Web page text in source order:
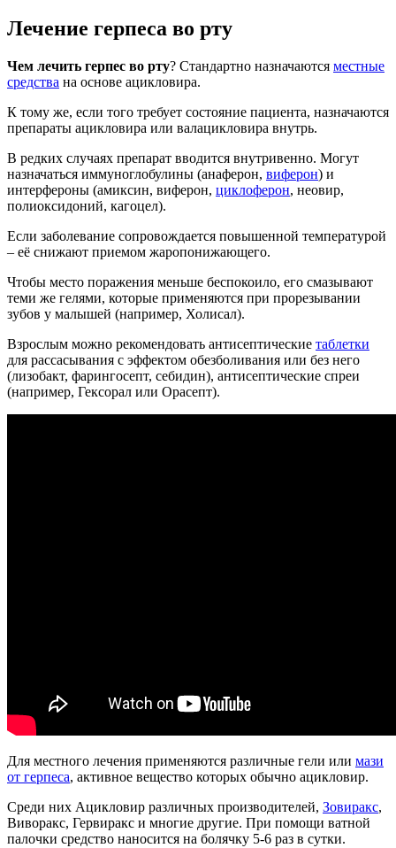
Лечение герпеса во рту
Чем лечить герпес во рту? Стандартно назначаются местные
средства на основе ацикловира.
К тому же, если того требует состояние пациента, назначаются
препараты ацикловира или валацикловира внутрь.
В редких случаях препарат вводится внутривенно. Могут
назначаться иммуноглобулины (анаферон, виферон) и
интерфероны (амиксин, виферон, циклоферон, неовир,
полиоксидоний, кагоцел).
Если заболевание сопровождается повышенной температурой
– её снижают приемом жаропонижающего.
Чтобы место поражения меньше беспокоило, его смазывают
теми же гелями, которые применяются при прорезывании
зубов у малышей (например, Холисал).
Взрослым можно рекомендовать антисептические таблетки
для рассасывания с эффектом обезболивания или без него
(лизобакт, фарингосепт, себидин), антисептические спреи
(например, Гексорал или Орасепт).
Для местного лечения применяются различные гели или мази
от герпеса, активное вещество которых обычно ацикловир.
Среди них Ацикловир различных производителей, Зовиракс,
Виворакс, Гервиракс и многие другие. При помощи ватной
палочки средство наносится на болячку 5-6 раз в сутки.